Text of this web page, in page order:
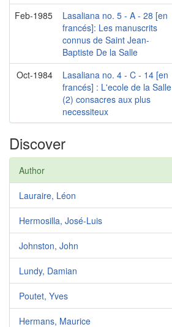
Feb-1985
Lasaliana no. 5 - A - 28 [en
francés]: Les manuscrits
connus de Saint Jean-
Baptiste De la Salle
Oct-1984
Lasaliana no. 4 - C - 14 [en
francés] : L'ecole de la Salle
(2) consacres aux plus
necessiteux
Discover
Author
Lauraire, Léon
Hermosilla, José-Luis
Johnston, John
Lundy, Damian
Poutet, Yves
Hermans, Maurice